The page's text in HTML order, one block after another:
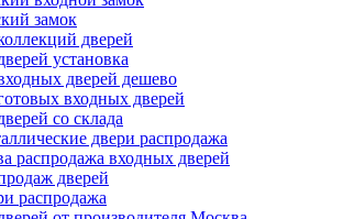
замок
дверей
установка
дверей дешево
входных дверей
со склада
двери распродажа
распродажа входных дверей
дверей
распродажа